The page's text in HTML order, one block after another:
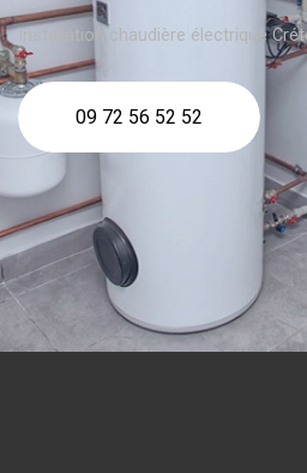
Installation chaudière électrique
09 72 56 52 52